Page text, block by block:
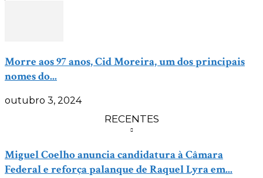
Morre aos 97 anos, Cid Moreira, um dos principais
nomes do...
outubro 3, 2024
RECENTES
Miguel Coelho anuncia candidatura à Câmara
Federal e reforça palanque de Raquel Lyra em...